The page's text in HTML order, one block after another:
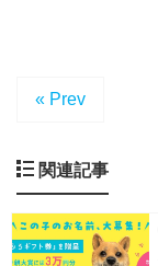
« Prev
関連記事